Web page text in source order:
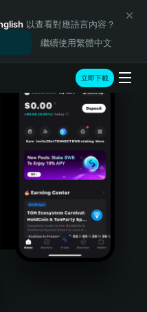
以查看對應語言內容？
繼續使用繁體中文
立即下載